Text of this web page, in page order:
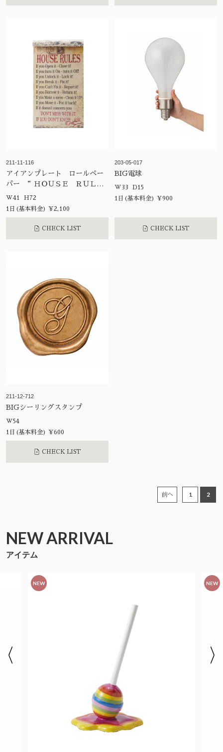
211-11-116
アイアンプレート ロールペー
パー ”ＨＯＵＳＥ ＲＵＬＥ
Ｓ”
W41 H72
1日(基本料金) ¥2,100
CHECK LIST
203-05-017
BIG電球
W33 D15
1日(基本料金) ¥900
CHECK LIST
211-12-712
BIGシーリングスタンプ
W54
1日(基本料金) ¥600
CHECK LIST
前へ 1 2
NEW ARRIVAL
アイテム
NEW NEW